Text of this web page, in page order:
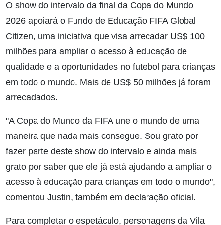
O show do intervalo da final da Copa do Mundo
2026 apoiará o Fundo de Educação FIFA Global
Citizen, uma iniciativa que visa arrecadar US$ 100
milhões para ampliar o acesso à educação de
qualidade e a oportunidades no futebol para crianças
em todo o mundo. Mais de US$ 50 milhões já foram
arrecadados.
"A Copa do Mundo da FIFA une o mundo de uma
maneira que nada mais consegue. Sou grato por
fazer parte deste show do intervalo e ainda mais
grato por saber que ele já está ajudando a ampliar o
acesso à educação para crianças em todo o mundo",
comentou Justin, também em declaração oficial.
Para completar o espetáculo, personagens da Vila